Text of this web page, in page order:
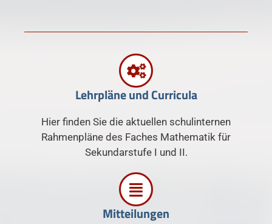
Lehrpläne und Curricula
Hier finden Sie die aktuellen schulinternen
Rahmenpläne des Faches Mathematik für
Sekundarstufe I und II.
Mitteilungen